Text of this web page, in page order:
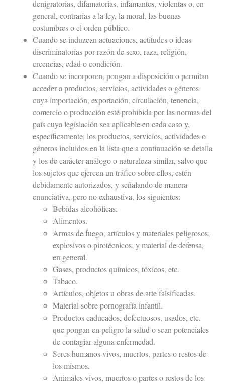
denigratorias, difamatorias, infamantes, violentas o, en
general, contrarias a la ley, la moral, las buenas
costumbres o el orden público.
Cuando se induzcan actuaciones, actitudes o ideas
discriminatorias por razón de sexo, raza, religión,
creencias, edad o condición.
Cuando se incorporen, pongan a disposición o permitan
acceder a productos, servicios, actividades o géneros
cuya importación, exportación, circulación, tenencia,
comercio o producción esté prohibida por las normas del
país cuya legislación sea aplicable en cada caso y,
específicamente, los productos, servicios, actividades o
géneros incluidos en la lista que a continuación se detalla
y los de carácter análogo o naturaleza similar, salvo que
los sujetos que ejercen un tráfico sobre ellos, estén
debidamente autorizados, y señalando de manera
enunciativa, pero no exhaustiva, los siguientes:
Bebidas alcohólicas.
Alimentos.
Armas de fuego, artículos y materiales peligrosos,
explosivos o pirotécnicos, y material de defensa,
en general.
Gases, productos químicos, tóxicos, etc.
Tabaco.
Artículos, objetos u obras de arte falsificadas.
Material sobre pornografía infantil.
Productos caducados, defectuosos, usados, etc.
que pongan en peligro la salud o sean potenciales
de contagiar alguna enfermedad.
Seres humanos vivos, muertos, partes o restos de
los mismos.
Animales vivos, muertos o partes o restos de los